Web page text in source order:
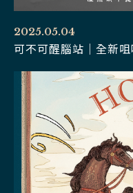
2025.05.04
可不可醒腦站｜全新